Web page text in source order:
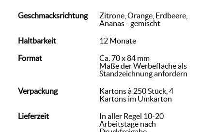
Geschmacksrichtung
Zitrone, Orange, Erdbeere,
Ananas - gemischt
Haltbarkeit
12 Monate
Format
Ca. 70 x 84 mm
Maße der Werbefläche als
Standzeichnung anfordern
Verpackung
Kartons à 250 Stück, 4
Kartons im Umkarton
Lieferzeit
In aller Regel 10-20
Arbeitstage nach